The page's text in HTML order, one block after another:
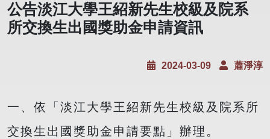
公告淡江大學王紹新先生校級及院系
所交換生出國獎助金申請資訊
2024-03-09 蕭淨淳
一、依「淡江大學王紹新先生校級及院系所
交換生出國獎助金申請要點」辦理。